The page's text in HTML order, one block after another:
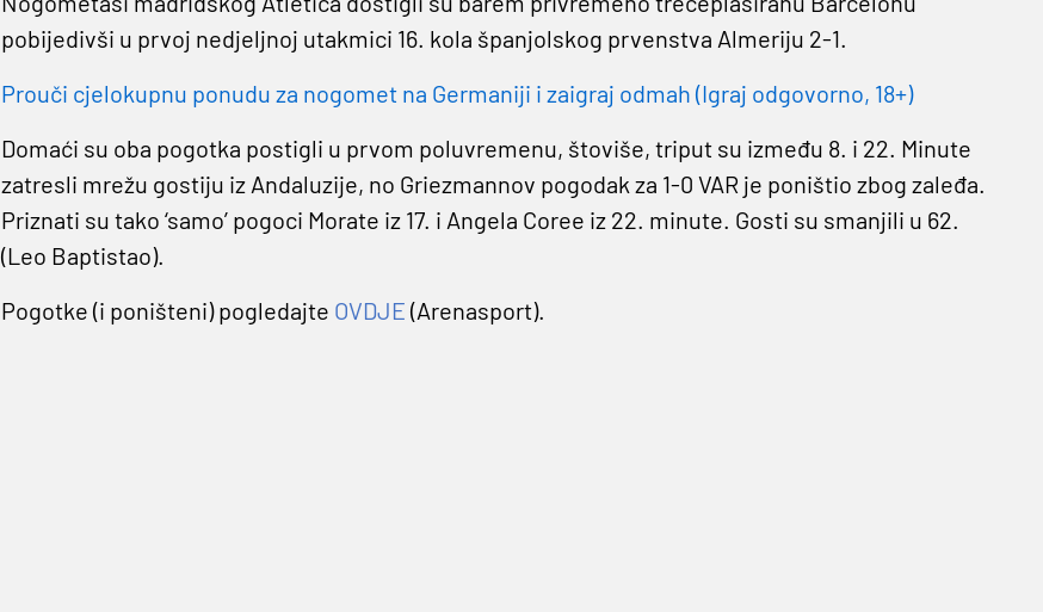
pobijedivši u prvoj nedjeljnoj utakmici 16. kola španjolskog prvenstva Almeriju 2-1.
Prouči cjelokupnu ponudu za nogomet na Germaniji i zaigraj odmah (Igraj odgovorno, 18+)
Domaći su oba pogotka postigli u prvom poluvremenu, štoviše, triput su između 8. i 22. Minute
zatresli mrežu gostiju iz Andaluzije, no Griezmannov pogodak za 1-0 VAR je poništio zbog zaleđa.
Priznati su tako ‘samo’ pogoci Morate iz 17. i Angela Coree iz 22. minute. Gosti su smanjili u 62.
(Leo Baptistao).
Pogotke (i poništeni) pogledajte OVDJE (Arenasport).